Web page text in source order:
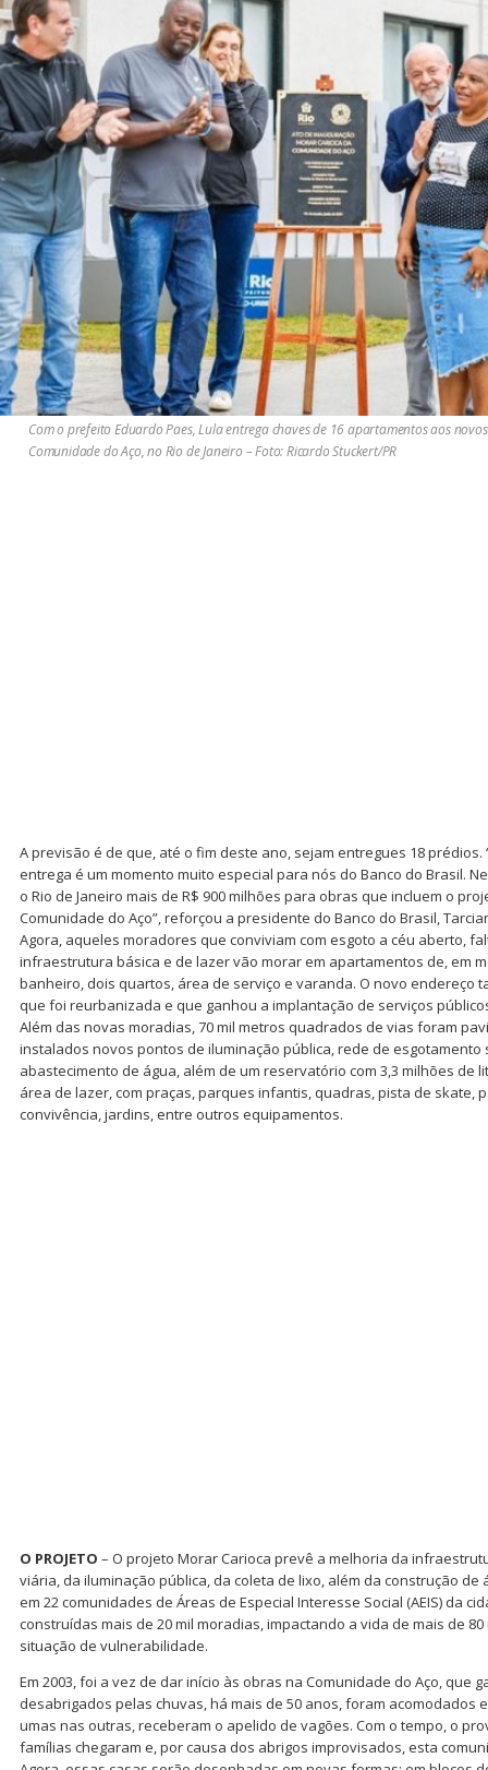
Com o prefeito Eduardo Paes, Lula entrega chaves de 16 apartamentos aos
Comunidade do Aço, no Rio de Janeiro – Foto: Ricardo Stuckert/PR
A previsão é de que, até o fim deste ano, sejam entregues 18
entrega é um momento muito especial para nós do Banco do Brasil.
o Rio de Janeiro mais de R$ 900 milhões para obras que incluem o
Comunidade do Aço”, reforçou a presidente do Banco do Brasil,
Agora, aqueles moradores que conviviam com esgoto a céu aberto,
infraestrutura básica e de lazer vão morar em apartamentos de, em
banheiro, dois quartos, área de serviço e varanda. O novo endereço
que foi reurbanizada e que ganhou a implantação de serviços
Além das novas moradias, 70 mil metros quadrados de vias foram
instalados novos pontos de iluminação pública, rede de
abastecimento de água, além de um reservatório com 3,3 milhões de
área de lazer, com praças, parques infantis, quadras, pista de skate,
convivência, jardins, entre outros equipamentos.
O PROJETO – O projeto Morar Carioca prevê a melhoria da
viária, da iluminação pública, da coleta de lixo, além da construção
em 22 comunidades de Áreas de Especial Interesse Social (AEIS) da
construídas mais de 20 mil moradias, impactando a vida de mais de
situação de vulnerabilidade.
Em 2003, foi a vez de dar início às obras na Comunidade do Aço, que
desabrigados pelas chuvas, há mais de 50 anos, foram acomodados
umas nas outras, receberam o apelido de vagões. Com o tempo, o
famílias chegaram e, por causa dos abrigos improvisados, esta